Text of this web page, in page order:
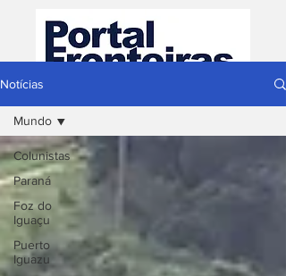
Notícias
Colunistas
Paraná
Foz do
Iguaçu
Puerto
Iguazu
Mundo